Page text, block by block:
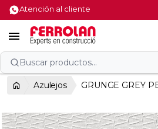
Atención al cliente

Buscar productos...
Azulejos GRUNGE GREY